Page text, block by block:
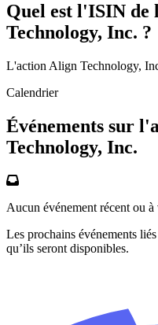
Quel est l'ISIN de
Technology, Inc. ?
L'action Align Technology,
Calendrier
Événements sur
Technology, Inc.
Aucun événement récent ou à
Les prochains événements
qu’ils seront disponibles.